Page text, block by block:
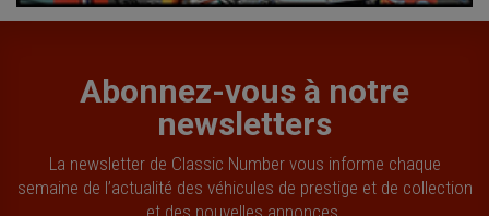
Abonnez-vous à notre
newsletters
La newsletter de Classic Number vous informe chaque
semaine de l’actualité des véhicules de prestige et de collection
et des nouvelles annonces.